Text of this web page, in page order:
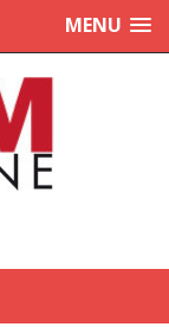
MENU